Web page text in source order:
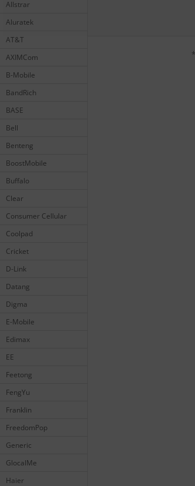
Allstrar
Aluratek
AT&T
AXIMCom
B-Mobile
BandRich
BASE
Bell
Benteng
BoostMobile
Buffalo
Clear
Consumer Cellular
Coolpad
Cricket
D-Link
Datang
Digma
E-Mobile
Edimax
EE
Feetong
FengYu
Franklin
FreedomPop
Generic
GlocalMe
Haier